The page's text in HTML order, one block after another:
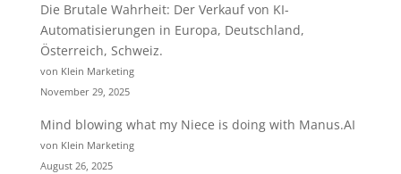
Die Brutale Wahrheit: Der Verkauf von KI-
Automatisierungen in Europa, Deutschland,
Österreich, Schweiz.
von Klein Marketing
November 29, 2025
Mind blowing what my Niece is doing with Manus.AI
von Klein Marketing
August 26, 2025